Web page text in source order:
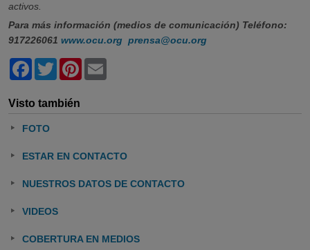
activos.
Para más información (medios de comunicación) Teléfono:
917226061 www.ocu.org prensa@ocu.org
Facebook
TwitterPinterest
Visto también
FOTO
ESTAR EN CONTACTO
NUESTROS DATOS DE CONTACTO
VIDEOS
COBERTURA EN MEDIOS